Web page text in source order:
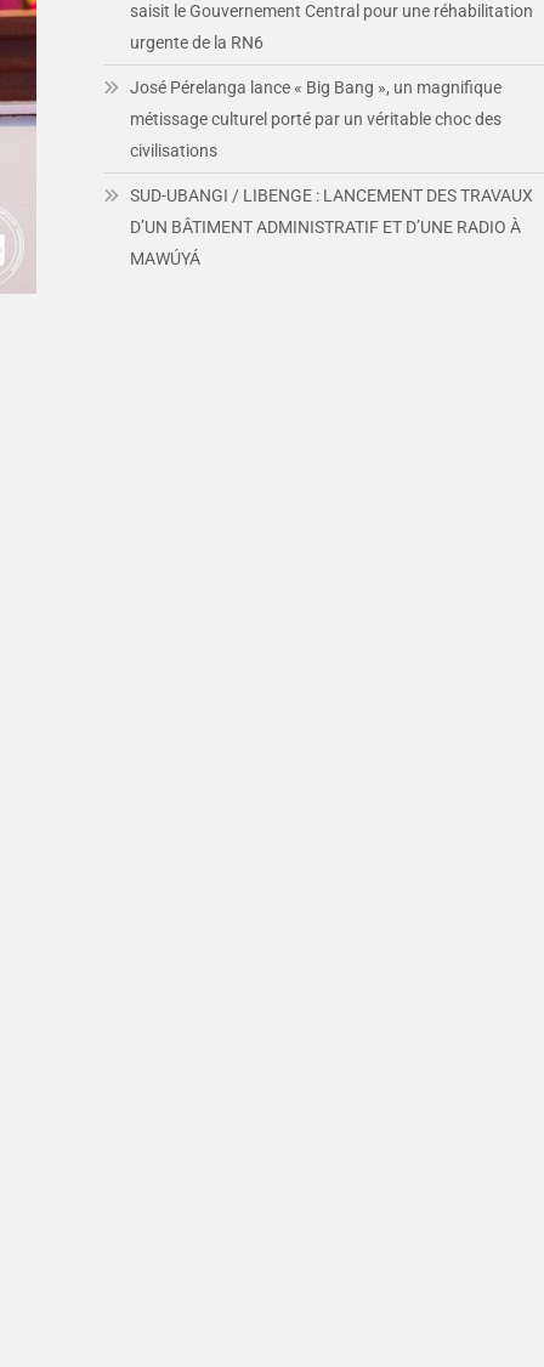
saisit le Gouvernement Central pour une réhabilitation
urgente de la RN6
José Pérelanga lance « Big Bang », un magnifique
métissage culturel porté par un véritable choc des
civilisations
SUD-UBANGI / LIBENGE : LANCEMENT DES TRAVAUX
D’UN BÂTIMENT ADMINISTRATIF ET D’UNE RADIO À
MAWÚYÁ